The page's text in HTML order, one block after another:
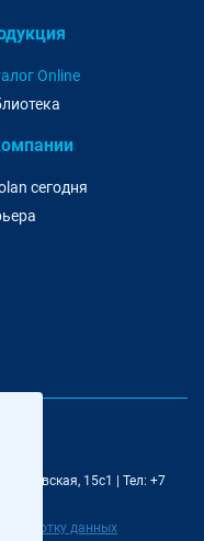
Online
сегодня
15с1 | Тел: +7
данных